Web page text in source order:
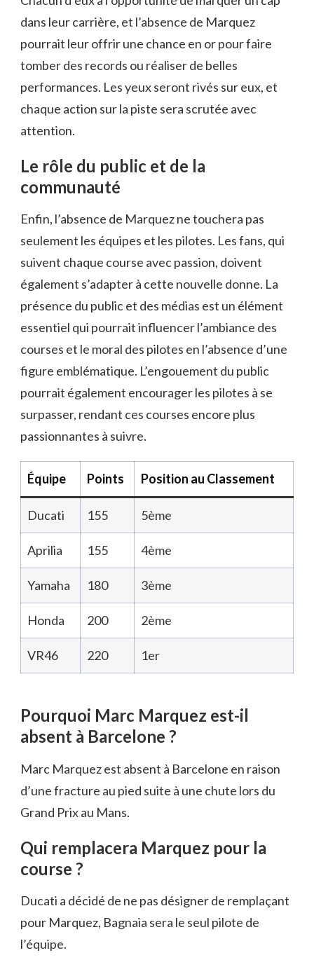
dans leur carrière, et l’absence de Marquez
pourrait leur offrir une chance en or pour faire
tomber des records ou réaliser de belles
performances. Les yeux seront rivés sur eux, et
chaque action sur la piste sera scrutée avec
attention.
Le rôle du public et de la
communauté
Enfin, l’absence de Marquez ne touchera pas
seulement les équipes et les pilotes. Les fans, qui
suivent chaque course avec passion, doivent
également s’adapter à cette nouvelle donne. La
présence du public et des médias est un élément
essentiel qui pourrait influencer l’ambiance des
courses et le moral des pilotes en l’absence d’une
figure emblématique. L’engouement du public
pourrait également encourager les pilotes à se
surpasser, rendant ces courses encore plus
passionnantes à suivre.
Équipe Points Position au Classement
Ducati 155 5ème
Aprilia 155 4ème
Yamaha 180 3ème
Honda 200 2ème
VR46 220 1er
Pourquoi Marc Marquez est-il
absent à Barcelone ?
Marc Marquez est absent à Barcelone en raison
d’une fracture au pied suite à une chute lors du
Grand Prix au Mans.
Qui remplacera Marquez pour la
course ?
Ducati a décidé de ne pas désigner de remplaçant
pour Marquez, Bagnaia sera le seul pilote de
l’équipe.